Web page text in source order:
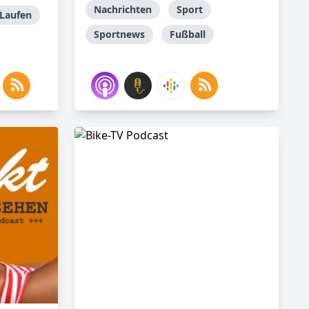
Laufen Nachrichten
Sport
Sportnews
Fußball